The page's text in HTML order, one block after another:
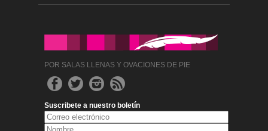
POR SALAS LLENAS Y OVACIONES DE PIE
Suscribete a nuestro boletín